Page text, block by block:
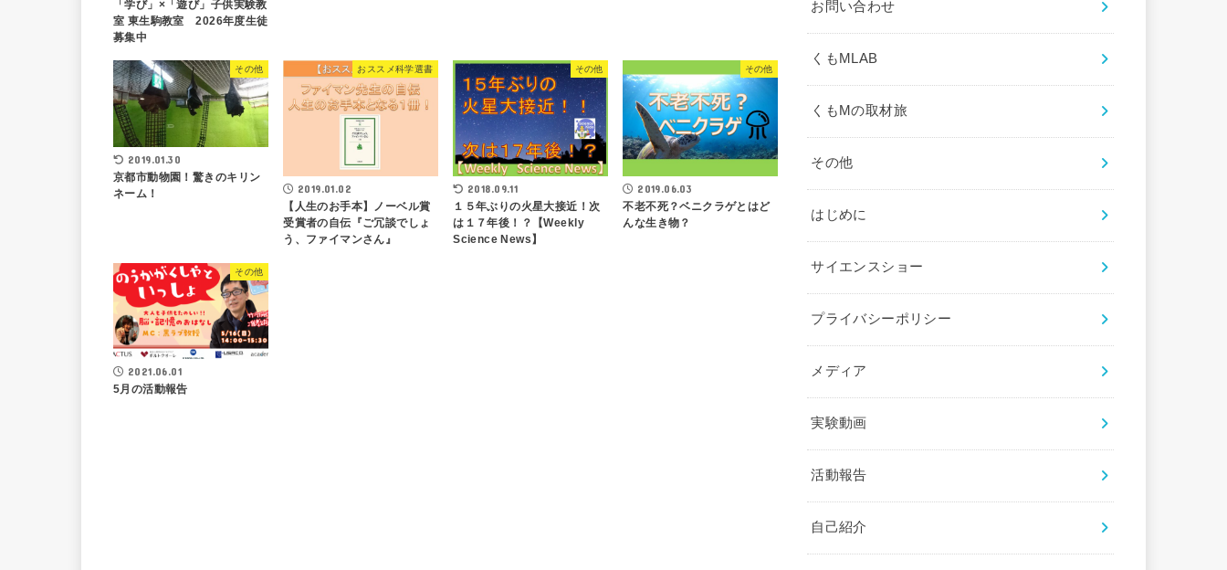
「学び」×「遊び」子供実験教
室 東生駒教室 2026年度生徒
募集中
その他
2019.01.30
京都市動物園！驚きのキリン
ネーム！
おススメ科学選書
2019.01.02
【人生のお手本】ノーベル賞
受賞者の自伝『ご冗談でしょ
う、ファイマンさん』
その他
2018.09.11
１５年ぶりの火星大接近！次
は１７年後！？【Weekly
Science News】
その他
2019.06.03
不老不死？ベニクラゲとはど
んな生き物？
その他
2021.06.01
5月の活動報告
お問い合わせ
くもMLAB
くもMの取材旅
その他
はじめに
サイエンスショー
プライバシーポリシー
メディア
実験動画
活動報告
自己紹介